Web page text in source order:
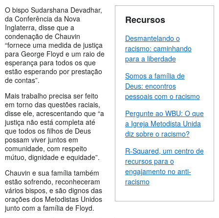
Recursos
Desmantelando o
racismo: caminhando
para a liberdade
Somos a família de
Deus: encontros
pessoais com o racismo
Pergunte ao WBU: O que
a Igreja Metodista Unida
diz sobre o racismo?
R-Squared, um centro de
recursos para o
engajamento no anti-
racismo
O bispo Sudarshana Devadhar,
da Conferência da Nova
Inglaterra, disse que a
condenação de Chauvin
“fornece uma medida de justiça
para George Floyd e um raio de
esperança para todos os que
estão esperando por prestação
de contas”.
Mais trabalho precisa ser feito
em torno das questões raciais,
disse ele, acrescentando que “a
justiça não está completa até
que todos os filhos de Deus
possam viver juntos em
comunidade, com respeito
mútuo, dignidade e equidade”.
Chauvin e sua família também
estão sofrendo, reconheceram
vários bispos, e são dignos das
orações dos Metodistas Unidos
junto com a família de Floyd.